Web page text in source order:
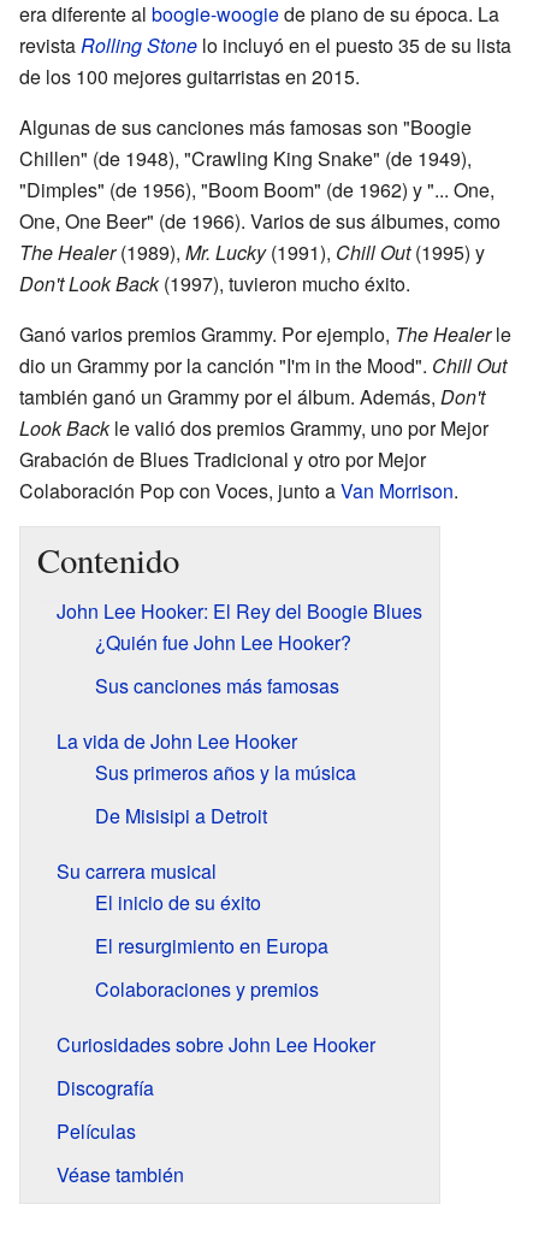
era diferente al boogie-woogiede piano de su época. La
revistaRolling Stone lo incluyó en el puesto 35 de su lista
de los 100 mejores guitarristas en 2015.
Algunas de sus canciones más famosas son "Boogie
Chillen" (de 1948), "Crawling King Snake" (de 1949),
"Dimples" (de 1956), "Boom Boom" (de 1962) y "... One,
One, One Beer" (de 1966). Varios de sus álbumes, como
The Healer(1989), Mr. Lucky(1991), Chill Out(1995) y
Don't Look Back(1997), tuvieron mucho éxito.
Ganó varios premios Grammy. Por ejemplo, The Healerle
dio un Grammy por la canción "I'm in the Mood". Chill Out
también ganó un Grammy por el álbum. Además, Don't
Look Backle valió dos premios Grammy, uno por Mejor
Grabación de Blues Tradicional y otro por Mejor
Colaboración Pop con Voces, junto aVan Morrison.
Contenido
John Lee Hooker: El Rey del Boogie Blues
¿Quién fue John Lee Hooker?
Sus canciones más famosas
La vida de John Lee Hooker
Sus primeros años y la música
De Misisipi a Detroit
Su carrera musical
El inicio de su éxito
El resurgimiento en Europa
Colaboraciones y premios
Curiosidades sobre John Lee Hooker
Discografía
Películas
Véase también